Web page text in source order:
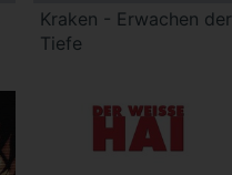
Kraken - Erwachen der
Tiefe